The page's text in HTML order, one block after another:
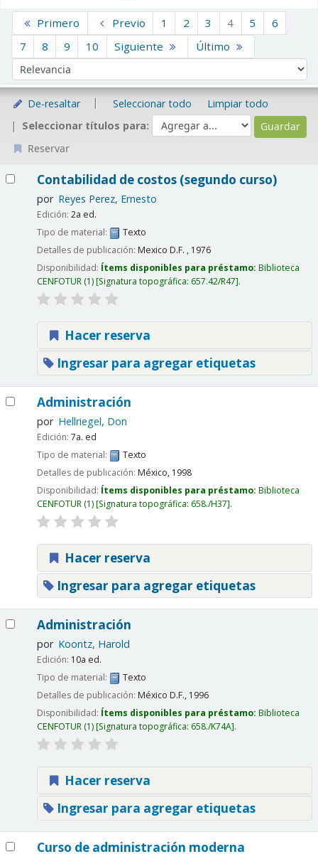
Primero Previo 1 2 3 4 5
6
7
8 9 10 Siguiente Último
Ordenar por:
De-resaltar Seleccionar todo
Limpiar todo
Seleccionar títulos para:
Reservar
Contabilidad de costos (segundo curso)
por Reyes Perez, Ernesto
Edición: 2a ed.
Tipo de material:
Texto
Detalles de publicación: Mexico D.F. , 1976
Disponibilidad: Ítems disponibles para préstamo: Biblioteca
CENFOTUR(1) Signatura topográfica: 657.42/R47 .
Hacer reserva
Ingresar para agregar etiquetas
Administración
por Hellriegel, Don
Edición: 7a. ed
Tipo de material:
Texto
Detalles de publicación: México, 1998
Disponibilidad: Ítems disponibles para préstamo: Biblioteca
CENFOTUR(1) Signatura topográfica: 658./H37 .
Hacer reserva
Ingresar para agregar etiquetas
Administración
por Koontz, Harold
Edición: 10a ed.
Tipo de material:
Texto
Detalles de publicación: México D.F., 1996
Disponibilidad: Ítems disponibles para préstamo: Biblioteca
CENFOTUR(1) Signatura topográfica: 658./K74A .
Hacer reserva
Ingresar para agregar etiquetas
Curso de administración moderna